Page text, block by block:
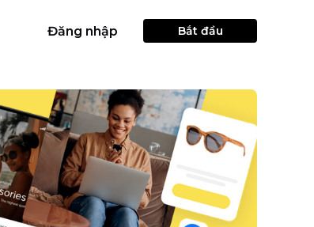
Đăng nhập Bắt đầu